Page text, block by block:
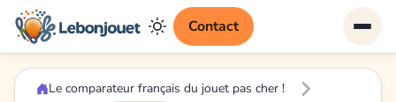
Contact
Le comparateur français du jouet pas cher !